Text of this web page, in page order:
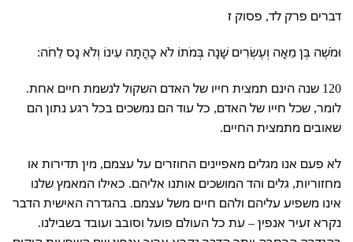
דברים פרק לד, פסוק ז
וּמֹשֶׁה בֶּן מֵאָה וְעֶשְׂרִים שָׁנָה בְּמֹתוֹ לֹא כָהֲתָה עֵינוֹ וְלֹא נָס לֵחֹה:
120 שנה הינם תמצית חייו של האדם השקול לנשמת חיים אחת.
לומר, שכל חייו של האדם, כל עוד הם נמשכים בכל רגע נתון הם
שאובים מתמצית החיים.
לא פעם אנו מגלים מאפיינים החוזרים על עצמם, מין תדירות או
מחזוריות, גלים והד המושכים אותנו אליהם. כאילו המאמץ שלנו
אינו משפיע עליהם ולהם חיים משל עצמם. בהגדרה האישית הדבר
נקרא זעיר אנפין – עת כל העולם פועל וסובב ועובד בשבילנו.